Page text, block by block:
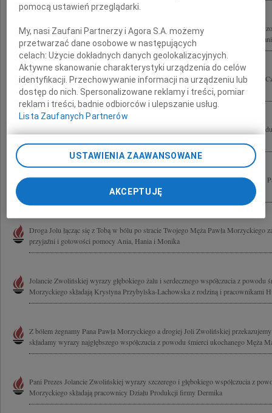
Gdy odchodzą nasi najbliżsi, pozostają nam już tylko wspomnienia. To mało i
Zwolińskiej-Morzyckiej wyrazy szczerego współczucia w ciężkich chwilach
Głęboko poruszeni śmiercią Pawła Morzyckiego dobrego, prawego i serdecznego
Jolą Zwolińską po utracie najukochańszego Męża Małgosia i Dirk
W tych smutnych chwilach Pani Jolancie Zwolińskiej wyrazy współczucia z
W tych smutnych chwilach Pani Jolancie Zwolińskiej po stracie ukochanego Męża
współczucia składa Wanda Roguszewska
Droga Jolu łącząc się z Tobą w bólu po stracie Twojego Męża Pawła Morzyckiego
przyjaźni i gotowości pomocy Ania, Hania i Monika
Jolancie Zwolińskiej wyrazy głębokiego żalu i serdecznego współczucia z powodu
Morzyckiego składają Krystyna Przybylska-Lachowska z rodziną i pracownikami
Z bólem żegnamy Pana Pawła Morzyckiego a drogiej Joli Zwolińskiej
składamy wyrazy najgłębszego współczucia z powodu śmierci ukochanego Męża
Pani Prezes Jolancie Zwolińskiej wyrazy szczerego i głębokiego współczucia z
Morzyckiego składają pracownicy Działu Produkcji firmy Dermika
pomocą ustawień przeglądarki.
My, nasi Zaufani Partnerzy i Agora S.A. możemy
przetwarzać dane osobowe w następujących
celach:Użycie dokładnych danych geolokalizacyjnych.
Aktywne skanowanie charakterystyki urządzenia do celów
identyfikacji. Przechowywanie informacji na urządzeniu lub
dostęp do nich. Spersonalizowane reklamy i treści, pomiar
reklam i treści, badnie odbiorców i ulepszanie usług.
Lista Zaufanych Partnerów
USTAWIENIA ZAAWANSOWANE
AKCEPTUJĘ